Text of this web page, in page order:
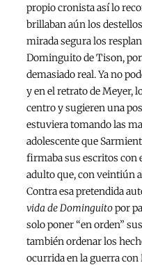
propio cronista así lo
brillaban aún los
mirada segura los
Dominguito de Tison,
demasiado real. Ya no
y en el retrato de Meyer,
centro y sugieren una
estuviera tomando las
adolescente que
firmaba sus escritos con
adulto que, con veintiún
Contra esa pretendida
vida de Dominguitopor
solo poner “en orden”
también ordenar los
ocurrida en la guerra con